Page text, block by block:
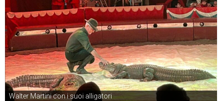
Walter Martini con i suoi alligatori